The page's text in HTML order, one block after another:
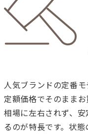
人気ブランドの定番
定額価格でそのままお
相場に左右されず、
るのが特長です。状